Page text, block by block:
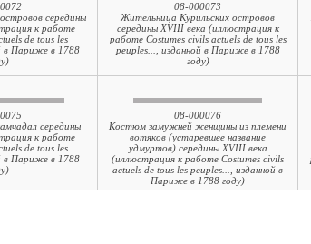
середины
к работе
de tous les
в Париже в 1788
08-000073
Жительница Курильских островов
середины XVIII века (иллюстрация к
работе Costumes civils actuels de tous les
peuples..., изданной в Париже в 1788
году)